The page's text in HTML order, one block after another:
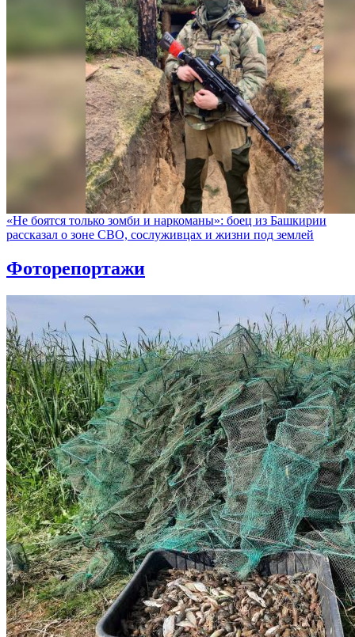
«Не боятся только зомби и наркоманы»: боец из Башкирии
рассказал о зоне СВО, сослуживцах и жизни под землей
Фоторепортажи